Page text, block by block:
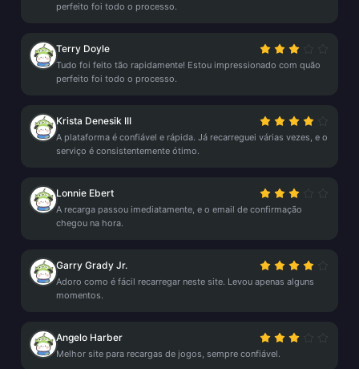
perfeito foi todo o processo.
Terry Doyle
Tudo foi feito tão rapidamente! Estou impressionado com quão
perfeito foi todo o processo.
Krista Denesik III
A plataforma é confiável e rápida. Já recarreguei várias vezes, e o
serviço é consistentemente ótimo.
Lonnie Ebert
A recarga passou imediatamente, e o email de confirmação
chegou na hora.
Garry Grady Jr.
Adoro como é fácil recarregar neste site. Levou apenas alguns
momentos.
Angelo Harber
Melhor site para recargas de jogos, sempre confiável.